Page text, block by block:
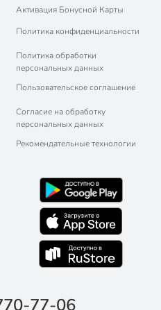
Активация Бонусной Карты
Политика конфиденциальности
Политика обработки
персональных данных
Пользовательское соглашение
Согласие на обработку
персональных данных
Рекомендательные технологии
77-06